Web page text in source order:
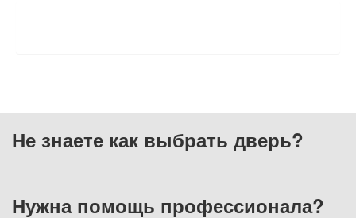
Не знаете как выбрать дверь?
Нужна помощь профессионала?